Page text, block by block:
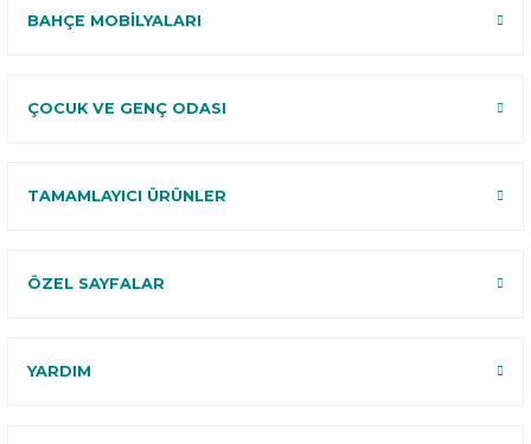
BAHÇE MOBİLYALARI
ÇOCUK VE GENÇ ODASI
TAMAMLAYICI ÜRÜNLER
ÖZEL SAYFALAR
YARDIM